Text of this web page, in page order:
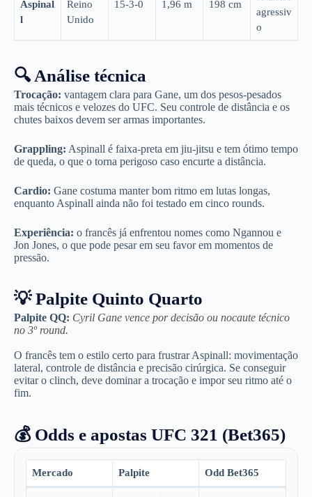
Aspinal
l
Reino
Unido
15-3-0 1,96 m 198 cm
agressiv
o
🔍 Análise técnica
Trocação: vantagem clara para Gane, um dos pesos-pesados
mais técnicos e velozes do UFC. Seu controle de distância e os
chutes baixos devem ser armas importantes.
Grappling: Aspinall é faixa-preta em jiu-jitsu e tem ótimo tempo
de queda, o que o torna perigoso caso encurte a distância.
Cardio: Gane costuma manter bom ritmo em lutas longas,
enquanto Aspinall ainda não foi testado em cinco rounds.
Experiência: o francês já enfrentou nomes como Ngannou e
Jon Jones, o que pode pesar em seu favor em momentos de
pressão.
💡 Palpite Quinto Quarto
Palpite QQ: Cyril Gane vence por decisão ou nocaute técnico
no 3º round.
O francês tem o estilo certo para frustrar Aspinall: movimentação
lateral, controle de distância e precisão cirúrgica. Se conseguir
evitar o clinch, deve dominar a trocação e impor seu ritmo até o
fim.
💰 Odds e apostas UFC 321 (Bet365)
Mercado Palpite Odd Bet365